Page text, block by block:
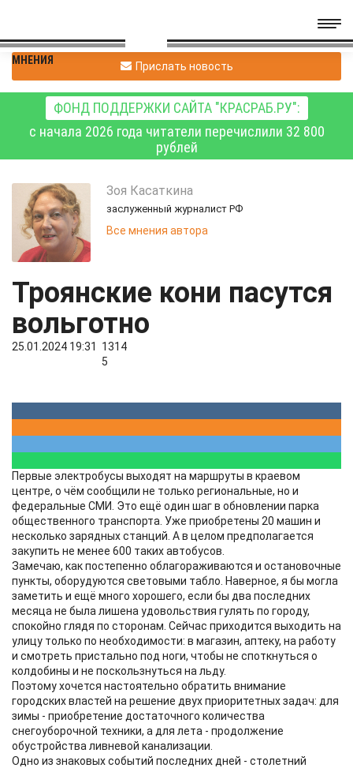
МНЕНИЯ Прислать новость
ФОНД ПОДДЕРЖКИ САЙТА "КРАСРАБ.РУ":
с начала 2026 года читатели перечислили 32 800
рублей
Зоя Касаткина
заслуженный журналист РФ
Все мнения автора
Троянские кони пасутся
вольготно
25.01.2024 19:31
1314
5
Первые электробусы выходят на маршруты в краевом
центре, о чём сообщили не только региональные, но и
федеральные СМИ. Это ещё один шаг в обновлении парка
общественного транспорта. Уже приобретены 20 машин и
несколько зарядных станций. А в целом предполагается
закупить не менее 600 таких автобусов.
Замечаю, как постепенно облагораживаются и остановочные
пункты, оборудуются световыми табло. Наверное, я бы могла
заметить и ещё много хорошего, если бы два последних
месяца не была лишена удовольствия гулять по городу,
спокойно глядя по сторонам. Сейчас приходится выходить на
улицу только по необходимости: в магазин, аптеку, на работу
и смотреть пристально под ноги, чтобы не споткнуться о
колдобины и не поскользнуться на льду.
Поэтому хочется настоятельно обратить внимание
городских властей на решение двух приоритетных задач: для
зимы - приобретение достаточного количества
снегоуборочной техники, а для лета - продолжение
обустройства ливневой канализации.
Одно из знаковых событий последних дней - столетний